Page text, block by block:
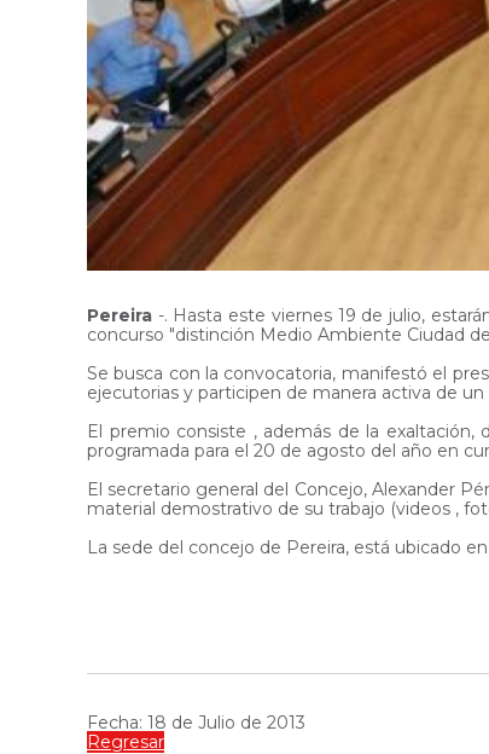
Pereira -. Hasta este viernes 19 de julio,
concurso "distinción Medio Ambiente Ciudad de
Se busca con la convocatoria, manifestó el
ejecutorias y participen de manera activa de
El premio consiste , además de la
programada para el 20 de agosto del año en
El secretario general del Concejo, Alexander
material demostrativo de su trabajo (videos ,
La sede del concejo de Pereira, está ubicado en
Fecha: 18 de Julio de 2013
Regresar